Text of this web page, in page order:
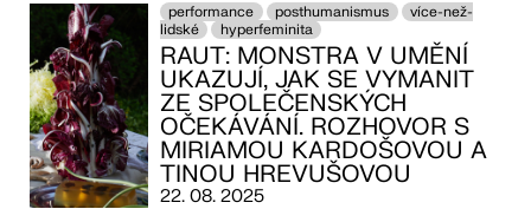
performance posthumanismus
více-než-
lidské
hyperfeminita
RAUT: MONSTRA V UMĚNÍ
UKAZUJÍ, JAK SE VYMANIT
ZE SPOLEČENSKÝCH
OČEKÁVÁNÍ. ROZHOVOR S
MIRIAMOU KARDOŠOVOU A
TINOU HREVUŠOVOU
22. 08. 2025